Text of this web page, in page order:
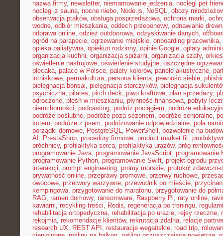
nazwa firmy, newsletter, niemarnowanie jedzenia, noclegi pet
noclegi z sauną, nocne niebo, Node.js, NoSQL, obozy
obserwacja ptaków, obsługa posprzedażowa, ochrona marki,
wodne, odbiór mieszkania, oddech przeponowy, odnawianie
odprawa online, odzież outdoorowa, odzyskiwanie danych,
ogród na parapecie, ogrzewanie miejskie, onboarding pracownika,
opieka paliatywna, opiekun rodzinny, opinie Google, opłaty
organizacja kuchni, organizacja spiżarni, organizacja szafy,
oświetlenie nastrojowe, oświetlenie studyjne, oszczędne
plecaka, pałace w Polsce, palety kolorów, panele akustyczne,
lotniskowe, permakultura, persona klienta, pewność siebie,
pielęgnacja bonsai, pielęgnacja storczyków, pielęgnacja
psychiczna, pilates, pitch deck, piwo kraftowe, plan sprzedaży,
odroczone, pleśń w mieszkaniu, płynność finansowa, pobyty
nieruchomości, podcasting, podróż pociągiem, podróże
podróże poślubne, podróże poza sezonem, podróże senioralne,
kotem, podróże z psem, podróżowanie odpowiedzialne, pola
porządki domowe, PostgreSQL, PowerShell , pozwolenie na
AI , PrestaShop, procedury firmowe, product market fit,
próchnicy, profilaktyka serca, profilaktyka urazów, próg
programowanie Java, programowanie JavaScript, programowanie
programowanie Python, programowanie Swift, projekt ogrodu
interakcji, prompt engineering, promy morskie, protokół zdawczo-
prywatność online, przeprawy promowe, przerwy ruchowe,
owocowe, przetwory warzywne, przewodnik po mieście,
kempingowa, przygotowanie do maratonu, przygotowanie do
RAG, ramen domowy, ransomware, Raspberry Pi, raty online,
kawiarni, recykling treści, Redis, regeneracja po treningu,
rehabilitacja ortopedyczna, rehabilitacja po urazie, rejsy rzeczne,
rękojmia, rekomendacje klientów, rekrutacja zdalna, relacje
research UX, REST API , restauracje wegańskie, road trip,